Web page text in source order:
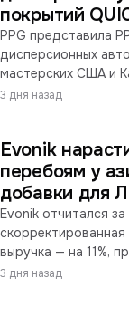
покрытий
PPG представила
дисперсионных
мастерских США и
колоранты и
состоялся спустя
зафиксировала
авторемонтном
3 дня назад
Evonik
перебоям у
добавки для
Evonik отчитался
выручка — на 11%,
Причина улучшения
3 дня назад